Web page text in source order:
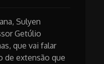
Sulyen
Getúlio
que vai falar
de extensão que